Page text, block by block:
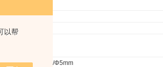
以帮
；SAV:Φ4mm/Φ5mm